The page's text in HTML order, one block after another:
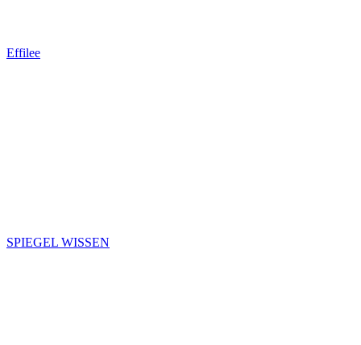
Effilee
SPIEGEL WISSEN